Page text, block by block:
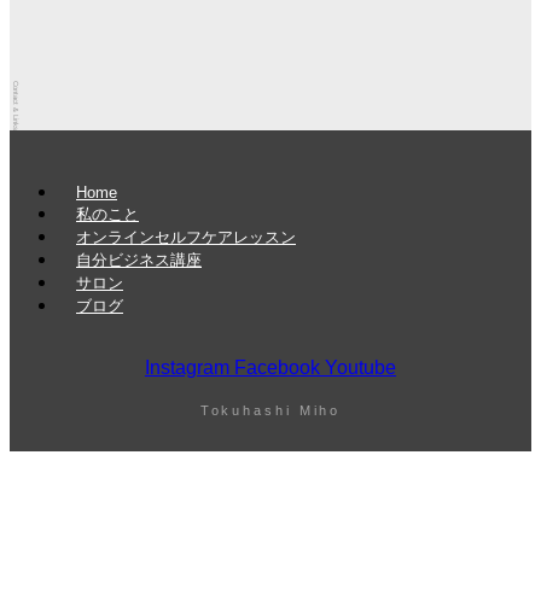
Contact & Links
Home
私のこと
オンラインセルフケアレッスン
自分ビジネス講座
サロン
ブログ
Instagram Facebook Youtube
Tokuhashi Miho